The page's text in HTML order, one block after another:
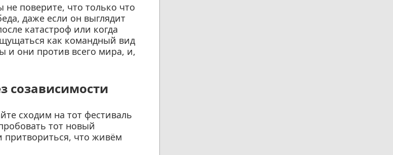
поверите, что только что
даже если он выглядит
катастроф или когда
как командный вид
и они против всего мира, и,
созависимости
сходим на тот фестиваль
тот новый
что живём